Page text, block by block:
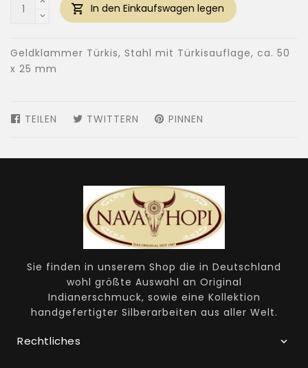
In den Einkaufswagen legen
Geldklammer Türkis, Stahl mit Türkisauflage, ca. 50
x 25 mm
TEILEN AUF
TWITTERN AUF
PINNEN
Sie finden in unserem Shop die in Deutschland
wohl größte Auswahl an Original
Indianerschmuck, sowie eine Kollektion
handgefertigter Silberarbeiten aus aller Welt.
Rechtliches